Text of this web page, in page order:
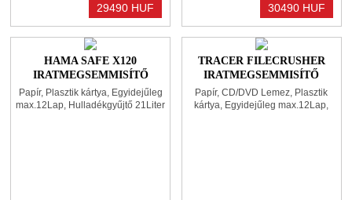
29490 HUF 30490 HUF
HAMA SAFE X120
IRATMEGSEMMISÍTŐ
BLACK
Papír, Plasztik kártya, Egyidejűleg
max.12Lap, Hulladékgyűjtő 21Liter
TRACER FILECRUSHER
IRATMEGSEMMISÍTŐ
BLACK
Papír, CD/DVD Lemez, Plasztik
kártya, Egyidejűleg max.12Lap,